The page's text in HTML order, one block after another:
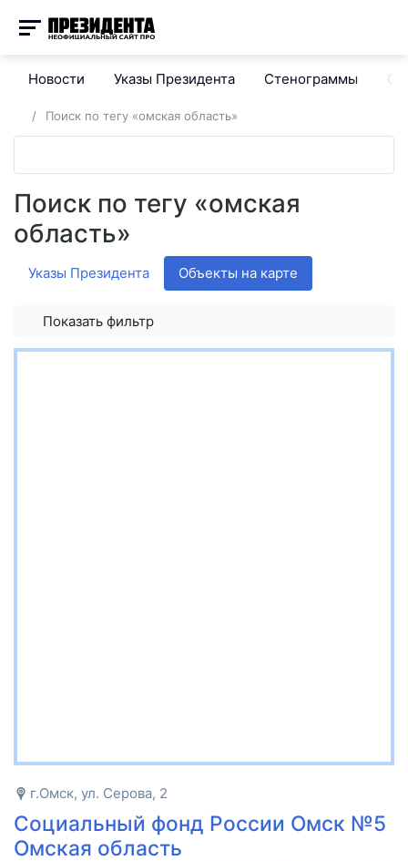
Новости Указы Президента Стенограммы
Поиск по тегу «омская область»
Поиск по тегу «омская
область»
Указы Президента Объекты на карте
Показать фильтр
г.Омск, ул. Серова, 2
Социальный фонд России Омск №5
Омская область